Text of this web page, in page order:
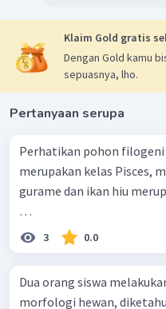
Klaim Gold gratis
Dengan Gold kamu
sepuasnya, lho.
Pertanyaan serupa
Perhatikan pohon filogeni berikut!
merupakan kelas Pisces,
gurame dan ikan hiu
…
3 0.0
Dua orang siswa
morfologi hewan,